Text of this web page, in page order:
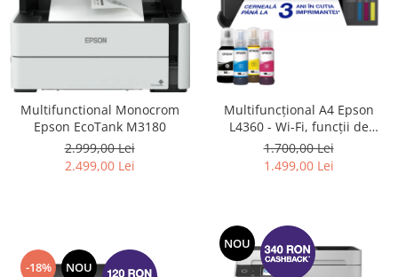
Multifunctional Monocrom
Epson EcoTank M3180
2.999,00 Lei
2.499,00 Lei
Multifuncțional A4 Epson
L4360 - Wi-Fi, funcții de
scanare, copiere și imprimare
față-verso (Inlocuieste
1.700,00 Lei
1.499,00 Lei
-18% NOU
NOU